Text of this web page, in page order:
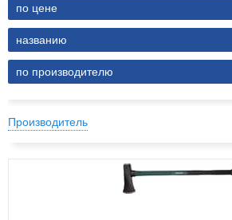
по цене
названию
по производителю
Производитель